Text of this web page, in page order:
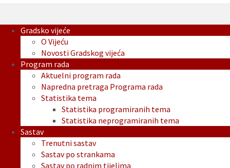
Gradsko vijeće
O Vijeću
Novosti Gradskog vijeća
Program rada
Aktuelni program rada
Napredna pretraga Programa rada
Statistika tema
Statistika programiranih tema
Statistika neprogramiranih tema
Sastav
Trenutni sastav
Sastav po strankama
Sastav po radnim tijelima